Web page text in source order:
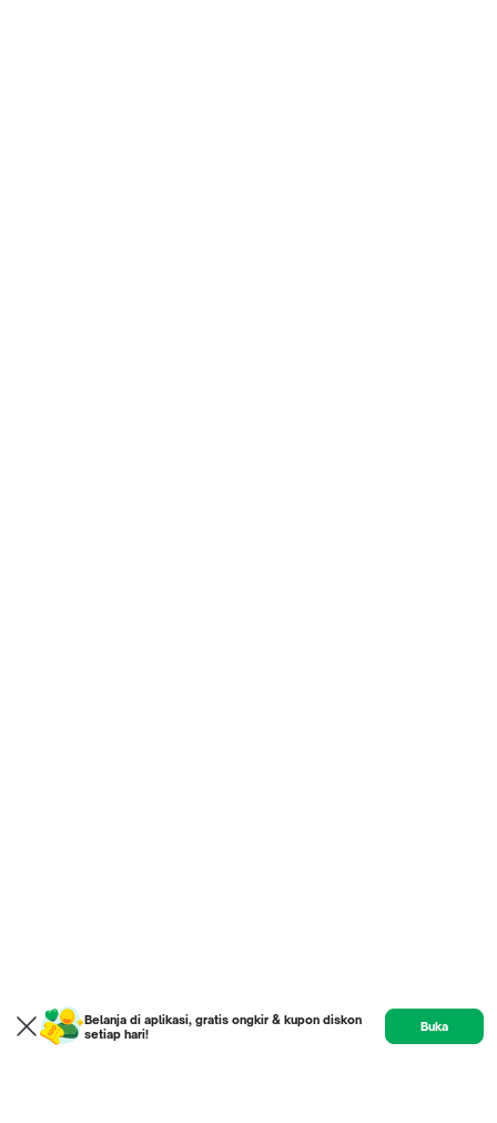
Belanja di aplikasi, gratis ongkir & kupon diskon
setiap hari!
Buka